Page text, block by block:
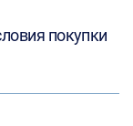
покупки